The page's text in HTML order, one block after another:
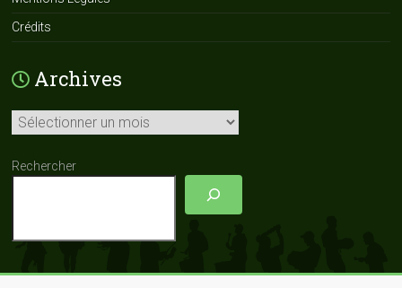
Crédits
Archives
Archives
Rechercher